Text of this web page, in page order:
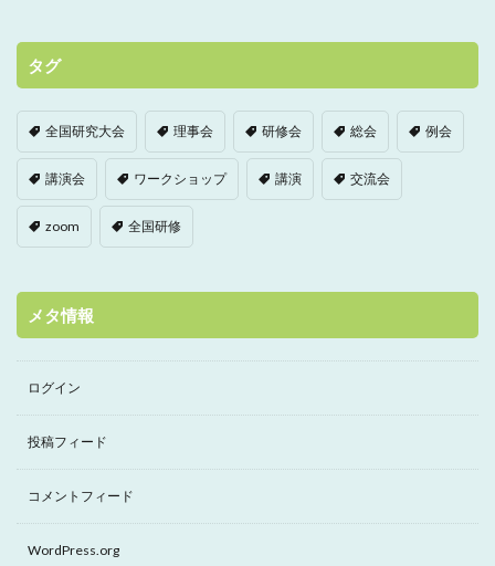
タグ
全国研究大会 理事会 研修会 総会 例会
講演会 ワークショップ 講演 交流会
zoom 全国研修
メタ情報
ログイン
投稿フィード
コメントフィード
WordPress.org